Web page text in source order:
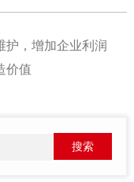
护，增加企业利润
价值